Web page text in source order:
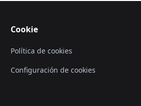
Cookie
Política de cookies
Configuración de cookies